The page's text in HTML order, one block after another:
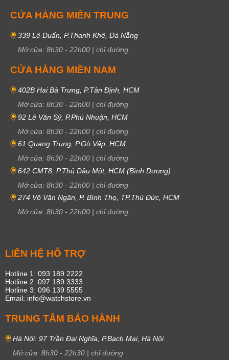
CỬA HÀNG MIỀN TRUNG
339 Lê Duẩn, P.Thanh Khê, Đà Nẵng
Mở cửa: 8h30 - 22h00 | chỉ đường
CỬA HÀNG MIỀN NAM
402B Hai Bà Trưng, P.Tân Định, HCM
Mở cửa: 8h30 - 22h00 | chỉ đường
92 Lê Văn Sỹ, P.Phú Nhuận, HCM
Mở cửa: 8h30 - 22h00 | chỉ đường
61 Quang Trung, P.Gò Vấp, HCM
Mở cửa: 8h30 - 22h00 | chỉ đường
642 CMT8, P.Thủ Dầu Một, HCM (Bình Dương)
Mở cửa: 8h30 - 22h00 | chỉ đường
274 Võ Văn Ngân, P. Bình Thọ, TP.Thủ Đức, HCM
Mở cửa: 8h30 - 22h00 | chỉ đường
LIÊN HỆ HỖ TRỢ
Hotline 1: 093 189 2222
Hotline 2: 097 189 3333
Hotline 3: 096 139 5555
Email: info@watchstore.vn
TRUNG TÂM BẢO HÀNH
Hà Nội: 97 Trần Đại Nghĩa, P.Bạch Mai, Hà Nội
Mở cửa: 8h30 - 22h30 | chỉ đường